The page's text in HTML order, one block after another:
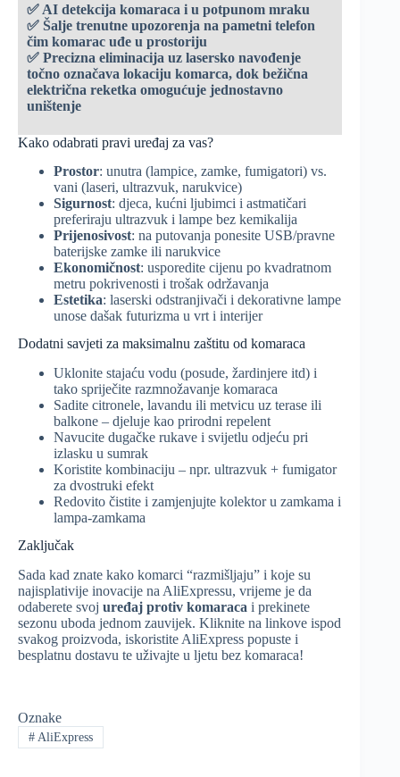
✅ AI detekcija komaraca i u potpunom mraku
✅ Šalje trenutne upozorenja na pametni telefon
čim komarac uđe u prostoriju
✅ Precizna eliminacija uz lasersko navođenje
točno označava lokaciju komarca, dok bežična
električna reketka omogućuje jednostavno
uništenje
Kako odabrati pravi uređaj za vas?
Prostor: unutra (lampice, zamke, fumigatori) vs.
vani (laseri, ultrazvuk, narukvice)
Sigurnost: djeca, kućni ljubimci i astmatičari
preferiraju ultrazvuk i lampe bez kemikalija
Prijenosivost: na putovanja ponesite USB/pravne
baterijske zamke ili narukvice
Ekonomičnost: usporedite cijenu po kvadratnom
metru pokrivenosti i trošak održavanja
Estetika: laserski odstranjivači i dekorativne lampe
unose dašak futurizma u vrt i interijer
Dodatni savjeti za maksimalnu zaštitu od komaraca
Uklonite stajaću vodu (posude, žardinjere itd) i
tako spriječite razmnožavanje komaraca
Sadite citronele, lavandu ili metvicu uz terase ili
balkone – djeluje kao prirodni repelent
Navucite dugačke rukave i svijetlu odjeću pri
izlasku u sumrak
Koristite kombinaciju – npr. ultrazvuk + fumigator
za dvostruki efekt
Redovito čistite i zamjenjujte kolektor u zamkama i
lampa-zamkama
Zaključak
Sada kad znate kako komarci “razmišljaju” i koje su
najisplativije inovacije na AliExpressu, vrijeme je da
odaberete svoj uređaj protiv komaraca i prekinete
sezonu uboda jednom zauvijek. Kliknite na linkove ispod
svakog proizvoda, iskoristite AliExpress popuste i
besplatnu dostavu te uživajte u ljetu bez komaraca!
Oznake
#AliExpress